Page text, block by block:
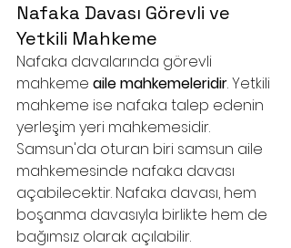
Nafaka Davası Görevli ve
Yetkili Mahkeme
Nafaka davalarında görevli
mahkeme aile mahkemeleridir. Yetkili
mahkeme ise nafaka talep edenin
yerleşim yeri mahkemesidir.
Samsun'da oturan biri samsun aile
mahkemesinde nafaka davası
açabilecektir. Nafaka davası, hem
boşanma davasıyla birlikte hem de
bağımsız olarak açılabilir.